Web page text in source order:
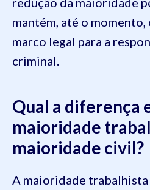
mantém, até o momento,
marco legal para a
criminal.
Qual a diferença
maioridade
maioridade civil?
A maioridade